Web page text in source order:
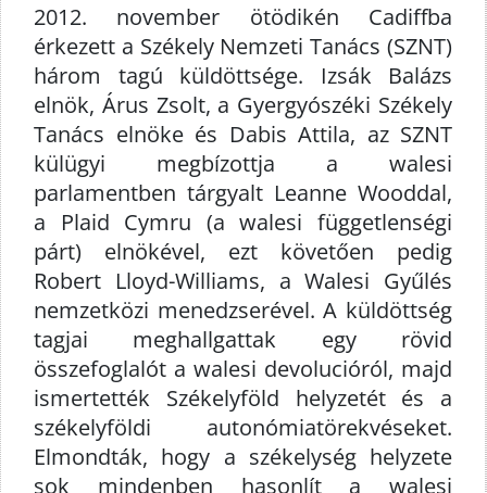
2012. november ötödikén Cadiffba
érkezett a Székely Nemzeti Tanács (SZNT)
három tagú küldöttsége. Izsák Balázs
elnök, Árus Zsolt, a Gyergyószéki Székely
Tanács elnöke és Dabis Attila, az SZNT
külügyi megbízottja a walesi
parlamentben tárgyalt Leanne Wooddal,
a Plaid Cymru (a walesi függetlenségi
párt) elnökével, ezt követően pedig
Robert Lloyd-Williams, a Walesi Gyűlés
nemzetközi menedzserével. A küldöttség
tagjai meghallgattak egy rövid
összefoglalót a walesi devolucióról, majd
ismertették Székelyföld helyzetét és a
székelyföldi autonómiatörekvéseket.
Elmondták, hogy a székelység helyzete
sok mindenben hasonlít a walesi